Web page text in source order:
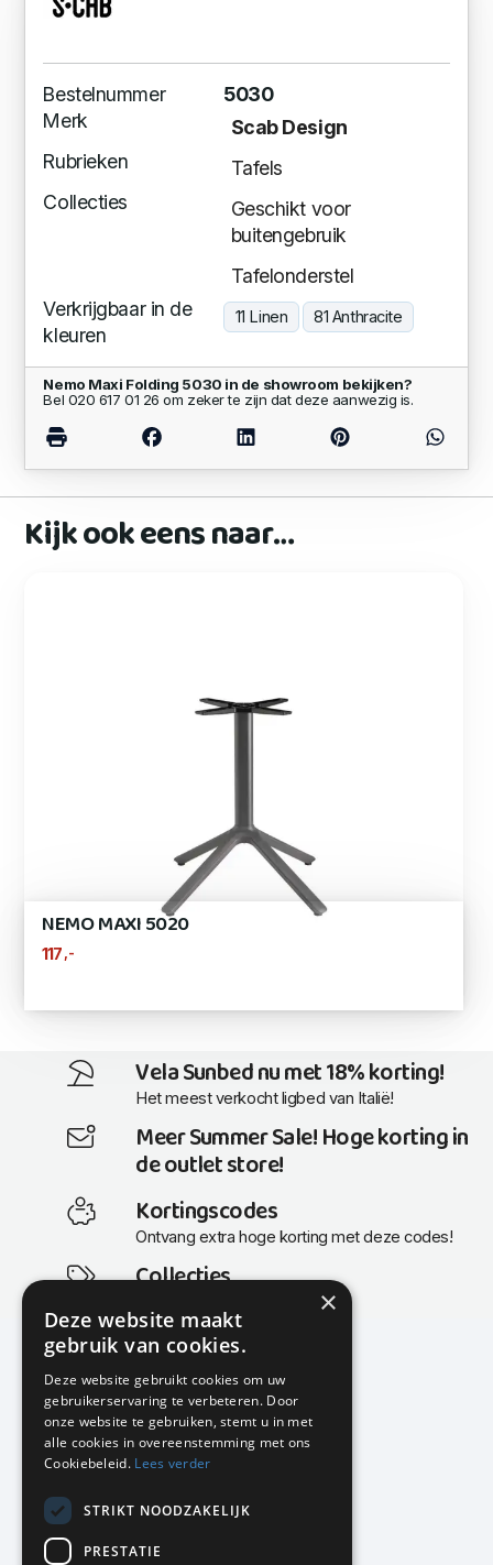
Bestelnummer
5030
Merk
Scab Design
Rubrieken
Tafels
Collecties
Geschikt voor
buitengebruik
Tafelonderstel
Verkrijgbaar in de
kleuren
11 Linen 81 Anthracite
Nemo Maxi Folding 5030 in de showroom bekijken?
Bel 020 617 01 26 om zeker te zijn dat deze aanwezig is.
Kijk ook eens naar…
NEMO MAXI 5020
117 ,-
Vela Sunbed nu met 18% korting!
Het meest verkocht ligbed van Italië!
Meer Summer Sale! Hoge korting in
de outlet store!
Kortingscodes
Ontvang extra hoge korting met deze codes!
Collecties
Actuele en populaire collecties
KMP Kantoormeubilair
Airport Business Park
Frankfurtstraat 29-31
1175 RH Lijnden
020-617 01 26
info@kmpkantoormeubilair.nl
×
Deze website maakt
gebruik van cookies.
Deze website gebruikt cookies om uw
gebruikerservaring te verbeteren. Door
onze website te gebruiken, stemt u in met
alle cookies in overeenstemming met ons
Cookiebeleid. Lees verder
STRIKT NOODZAKELIJK
PRESTATIE